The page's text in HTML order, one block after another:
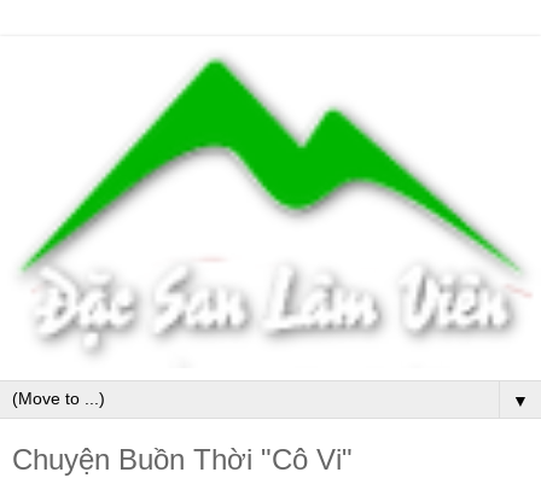
▼
Chuyện Buồn Thời "Cô Vi"